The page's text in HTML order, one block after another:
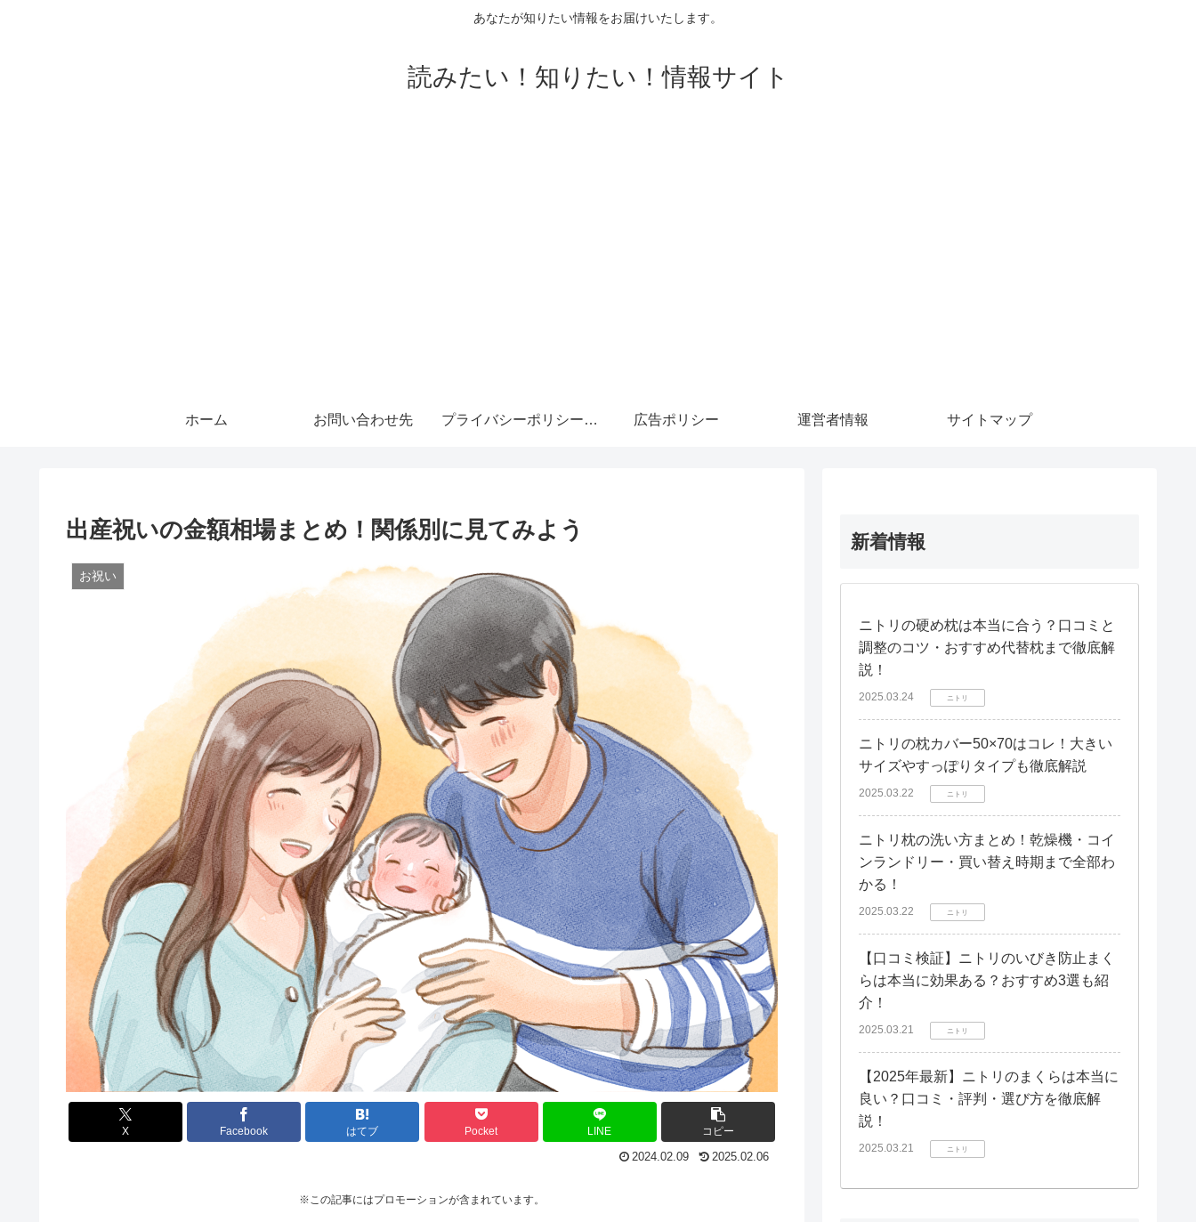
あなたが知りたい情報をお届けいたします。
読みたい！知りたい！情報サイト
ホーム お問い合わせ先 プライバシーポリシー・免責事項 広告ポリシー 運営者情報 サイトマップ
出産祝いの金額相場まとめ！関係別に見てみよう
お祝い
X Facebook はてブ Pocket LINE コピー
2024.02.09 2025.02.06
※この記事にはプロモーションが含まれています。
新着情報
ニトリの硬め枕は本当に合う？口コミと
調整のコツ・おすすめ代替枕まで徹底解
説！
2025.03.24 ニトリ
ニトリの枕カバー50×70はコレ！大きい
サイズやすっぽりタイプも徹底解説
2025.03.22 ニトリ
ニトリ枕の洗い方まとめ！乾燥機・コイ
ンランドリー・買い替え時期まで全部わ
かる！
2025.03.22 ニトリ
【口コミ検証】ニトリのいびき防止まく
らは本当に効果ある？おすすめ3選も紹
介！
2025.03.21 ニトリ
【2025年最新】ニトリのまくらは本当に
良い？口コミ・評判・選び方を徹底解
説！
2025.03.21 ニトリ